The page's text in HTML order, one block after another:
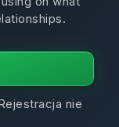
nie